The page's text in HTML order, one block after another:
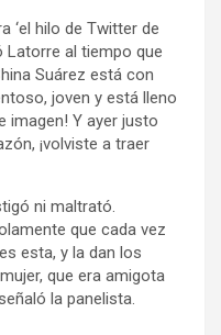
‘el hilo de Twitter de
Latorre al tiempo que
Suárez está con
joven y está lleno
imagen! Y ayer justo
¡volviste a traer
ni maltrató.
que cada vez
esta, y la dan los
que era amigota
la panelista.